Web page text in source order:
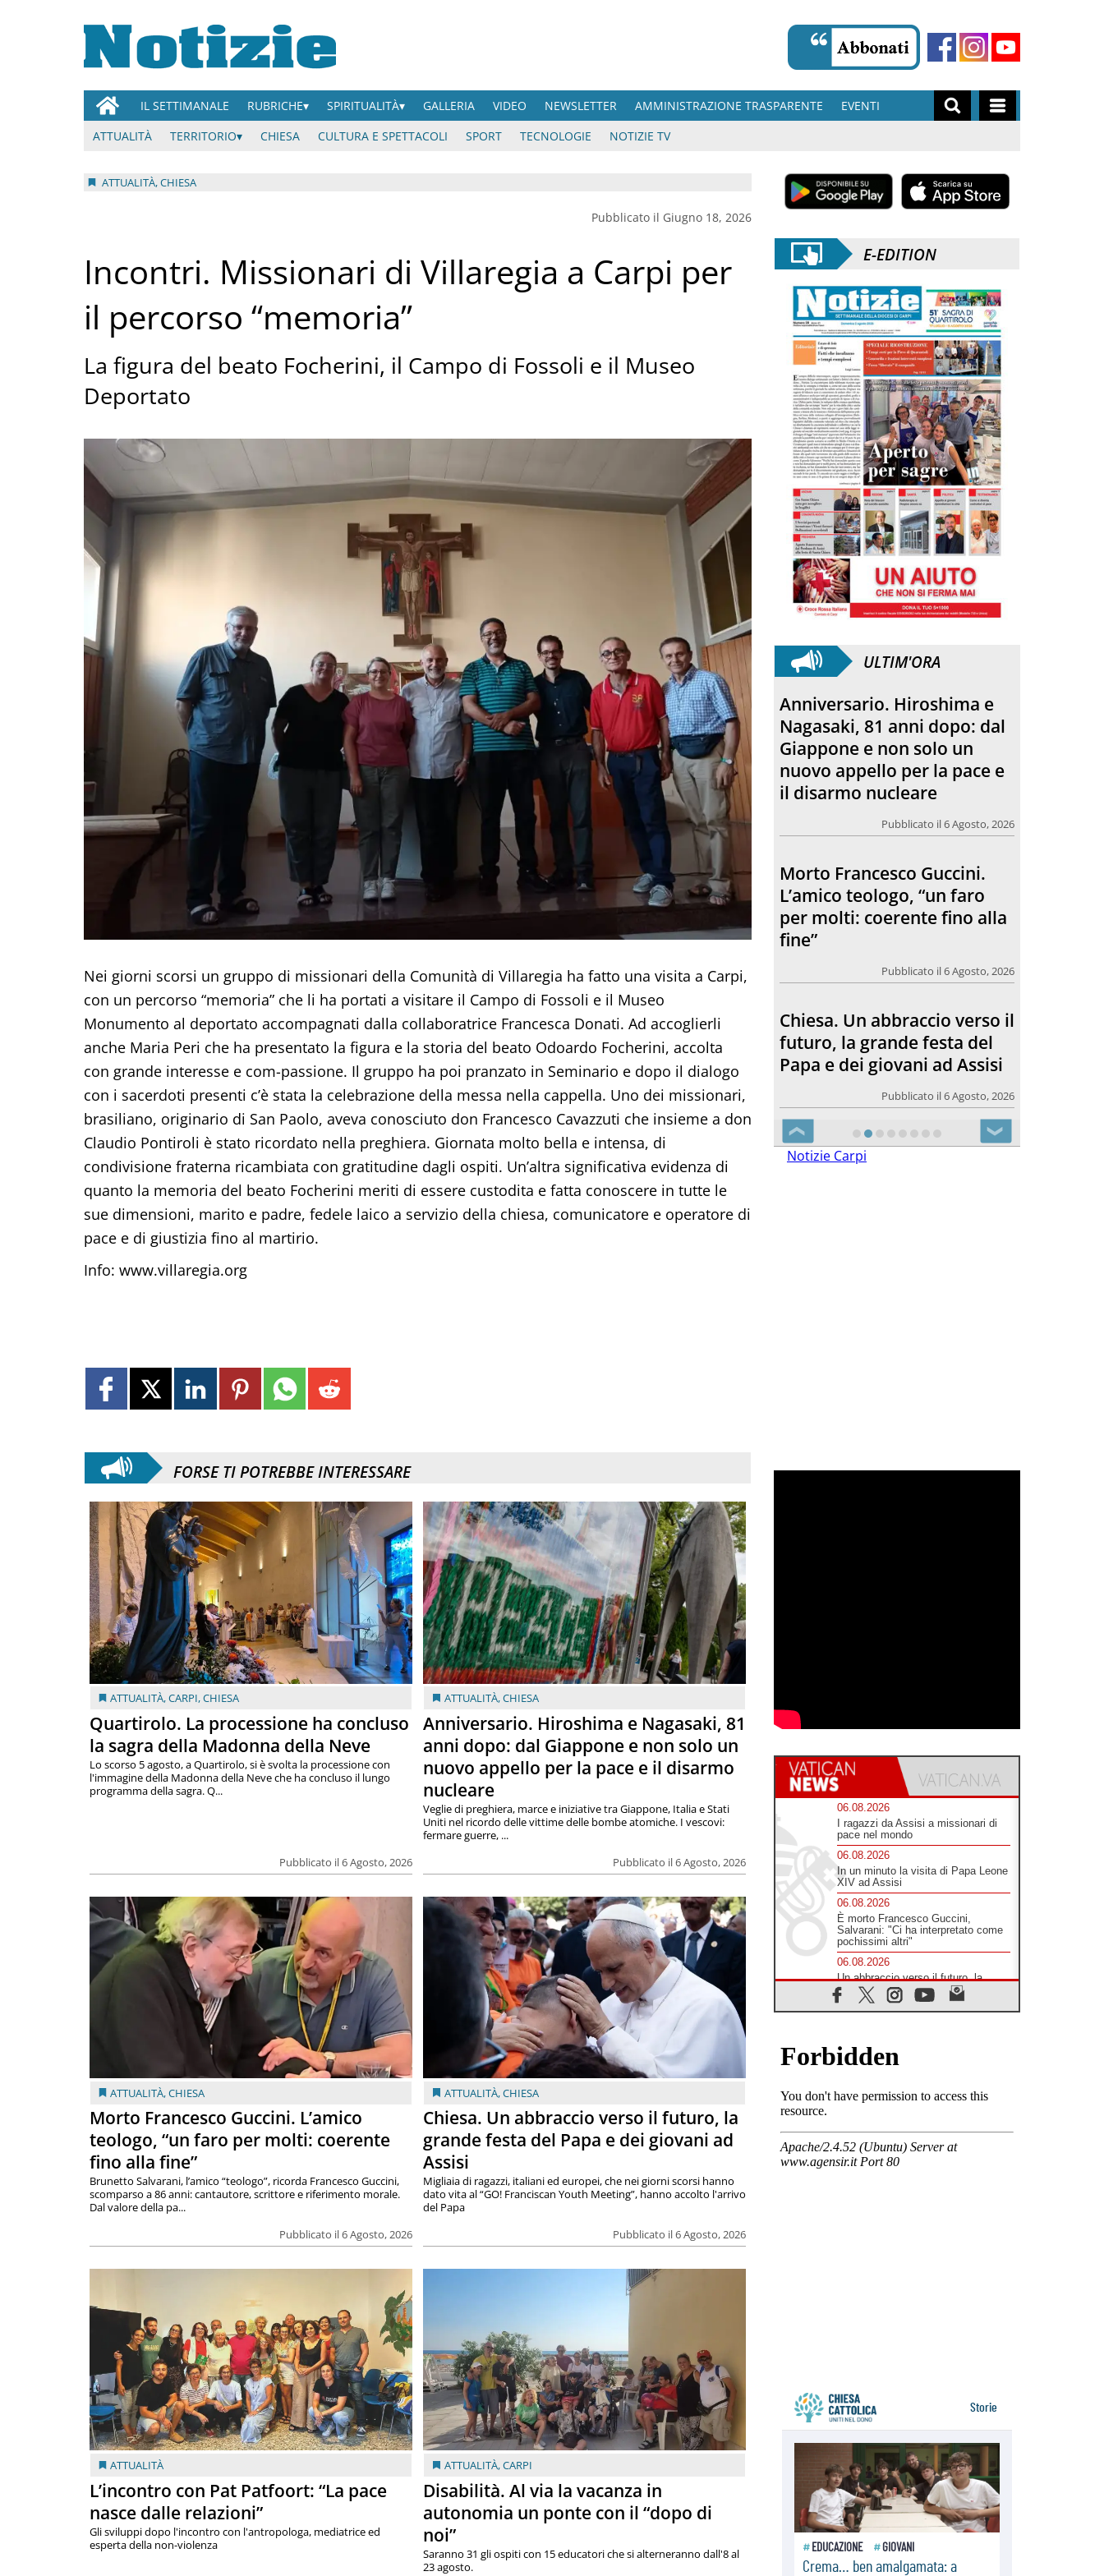
IL SETTIMANALE RUBRICHE SPIRITUALITÀ GALLERIA VIDEO NEWSLETTER AMMINISTRAZIONE TRASPARENTE
EVENTI
ATTUALITÀ
TERRITORIO CHIESA CULTURA E SPETTACOLI SPORT TECNOLOGIE NOTIZIE TV
ATTUALITÀ, CHIESA
Pubblicato il Giugno 18, 2026
Incontri. Missionari di Villaregia a Carpi per
il percorso “memoria”
La figura del beato Focherini, il Campo di Fossoli e il Museo
Deportato
Nei giorni scorsi un gruppo di missionari della Comunità di Villaregia ha fatto una visita a Carpi,
con un percorso “memoria” che li ha portati a visitare il Campo di Fossoli e il Museo
Monumento al deportato accompagnati dalla collaboratrice Francesca Donati. Ad accoglierli
anche Maria Peri che ha presentato la figura e la storia del beato Odoardo Focherini, accolta
con grande interesse e com-passione. Il gruppo ha poi pranzato in Seminario e dopo il dialogo
con i sacerdoti presenti c’è stata la celebrazione della messa nella cappella. Uno dei missionari,
brasiliano, originario di San Paolo, aveva conosciuto don Francesco Cavazzuti che insieme a don
Claudio Pontiroli è stato ricordato nella preghiera. Giornata molto bella e intensa, di
condivisione fraterna ricambiata con gratitudine dagli ospiti. Un’altra significativa evidenza di
quanto la memoria del beato Focherini meriti di essere custodita e fatta conoscere in tutte le
sue dimensioni, marito e padre, fedele laico a servizio della chiesa, comunicatore e operatore di
pace e di giustizia fino al martirio.
Info: www.villaregia.org
FORSE TI POTREBBE INTERESSARE
ATTUALITÀ,CARPI,CHIESA
Quartirolo. La processione ha concluso
la sagra della Madonna della Neve
Pubblicato il 6 Agosto, 2026
Lo scorso 5 agosto, a Quartirolo, si è svolta la processione con
l'immagine della Madonna della Neve che ha concluso il lungo
programma della sagra. Q...
ATTUALITÀ,CHIESA
Anniversario. Hiroshima e Nagasaki, 81
anni dopo: dal Giappone e non solo un
nuovo appello per la pace e il disarmo
nucleare
Pubblicato il 6 Agosto, 2026
Veglie di preghiera, marce e iniziative tra Giappone, Italia e Stati
Uniti nel ricordo delle vittime delle bombe atomiche. I vescovi:
fermare guerre, ...
ATTUALITÀ,CHIESA
Morto Francesco Guccini. L’amico
teologo, “un faro per molti: coerente
fino alla fine”
Pubblicato il 6 Agosto, 2026
Brunetto Salvarani, l’amico “teologo”, ricorda Francesco Guccini,
scomparso a 86 anni: cantautore, scrittore e riferimento morale.
Dal valore della pa...
ATTUALITÀ,CHIESA
Chiesa. Un abbraccio verso il futuro, la
grande festa del Papa e dei giovani ad
Assisi
Pubblicato il 6 Agosto, 2026
Migliaia di ragazzi, italiani ed europei, che nei giorni scorsi hanno
dato vita al “GO! Franciscan Youth Meeting”, hanno accolto l'arrivo
del Papa
ATTUALITÀ
L’incontro con Pat Patfoort: “La pace
nasce dalle relazioni”
Gli sviluppi dopo l'incontro con l'antropologa, mediatrice ed
esperta della non-violenza
ATTUALITÀ,CARPI
Disabilità. Al via la vacanza in
autonomia un ponte con il “dopo di
noi”
Saranno 31 gli ospiti con 15 educatori che si alterneranno dall'8 al
23 agosto.
E-EDITION
ULTIM'ORA
Morto Francesco Guccini.
L’amico teologo, “un faro
per molti: coerente fino alla
fine”
Pubblicato il 6 Agosto, 2026
Chiesa. Un abbraccio verso il
futuro, la grande festa del
Papa e dei giovani ad Assisi
“La pace nasce dalle
relazioni”
❮ ❯
Notizie Carpi
06.08.2026
I ragazzi da Assisi a missionari di
pace nel mondo
06.08.2026
In un minuto la visita di Papa Leone
XIV ad Assisi
06.08.2026
È morto Francesco Guccini,
Salvarani: "Ci ha interpretato come
pochissimi altri"
06.08.2026
Un abbraccio verso il futuro, la
grande festa del Papa e dei giovani
ad Assisi
ci sentiamo Chiesa"
06.08.2026
Vangelo abbatte i muri che
Fra Marco Vianelli: alla scuola di
san Francesco per imparare il
Vangelo della pace